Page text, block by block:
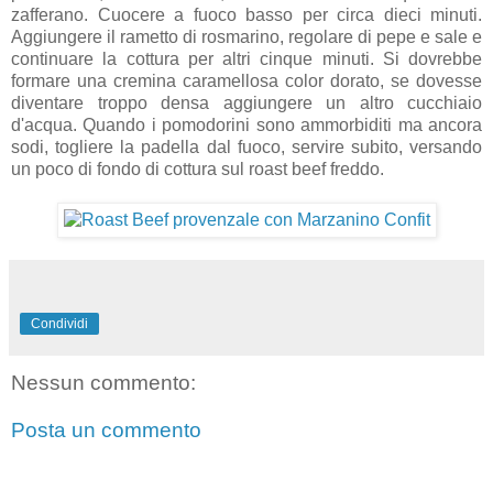
zafferano. Cuocere a fuoco basso per circa dieci minuti.
Aggiungere il rametto di rosmarino, regolare di pepe e sale e
continuare la cottura per altri cinque minuti. Si dovrebbe
formare una cremina caramellosa color dorato, se dovesse
diventare troppo densa aggiungere un altro cucchiaio
d'acqua. Quando i pomodorini sono ammorbiditi ma ancora
sodi, togliere la padella dal fuoco, servire subito, versando
un poco di fondo di cottura sul roast beef freddo.
Condividi
Nessun commento:
Posta un commento